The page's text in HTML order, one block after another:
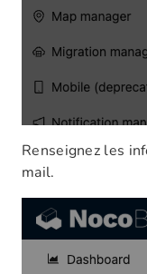
Renseignez les
mail.